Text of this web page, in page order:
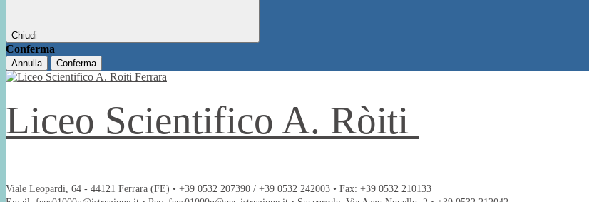
Chiudi
Conferma
Annulla Conferma
Liceo Scientifico A. Ròiti
Viale Leopardi, 64 - 44121 Ferrara (FE) • +39 0532 207390 / +39 0532 242003 • Fax: +39 0532 210133